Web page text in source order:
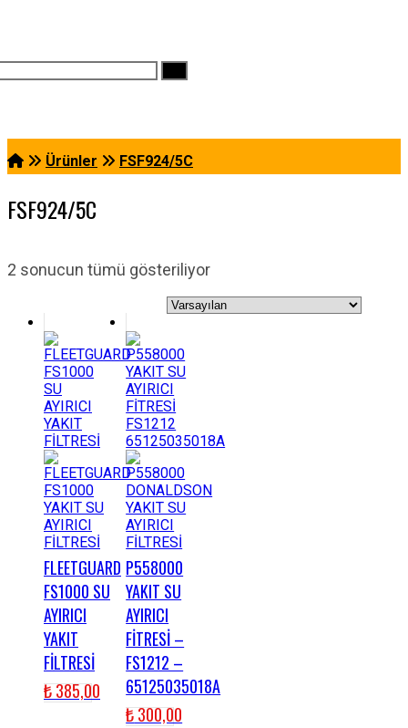
Ürünler FSF924/5C
FSF924/5C
2 sonucun tümü gösteriliyor
FLEETGUARD
FS1000 SU
AYIRICI
YAKIT
FİLTRESİ
₺385,00
P558000
YAKIT SU
AYIRICI
FİTRESİ –
FS1212 –
65125035018A
₺300,00